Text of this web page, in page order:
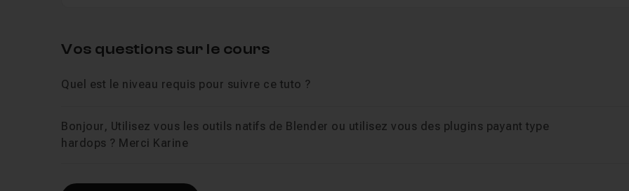
Vos questions sur le cours
Quel est le niveau requis pour suivre ce tuto ?
Bonjour, Utilisez vous les outils natifs de Blender ou utilisez vous des plugins payant type
hardops ? Merci Karine